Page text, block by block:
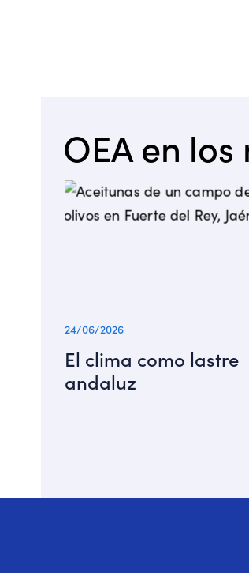
OEA en
24/06/2026
El clima como lastre
andaluz